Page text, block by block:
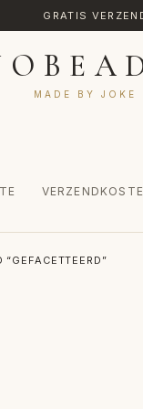
GRATIS
MADE BY JOKE
MIJN ACCOUNT
“GEFACETTEERD”